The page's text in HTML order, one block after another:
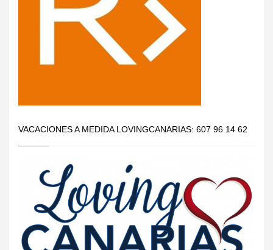
VACACIONES A MEDIDA LOVINGCANARIAS: 607 96 14 62